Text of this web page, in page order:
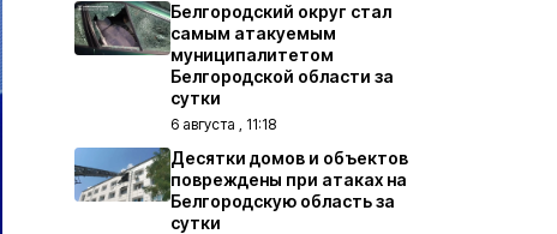
Белгородский округ стал
самым атакуемым
муниципалитетом
Белгородской области за
сутки
6 августа , 11:18
Десятки домов и объектов
повреждены при атаках на
Белгородскую область за
сутки